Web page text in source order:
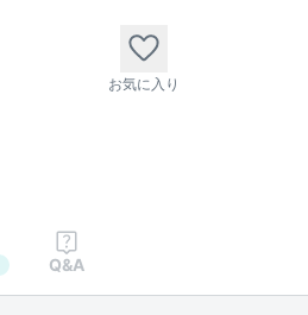
お気に入り
Q&A